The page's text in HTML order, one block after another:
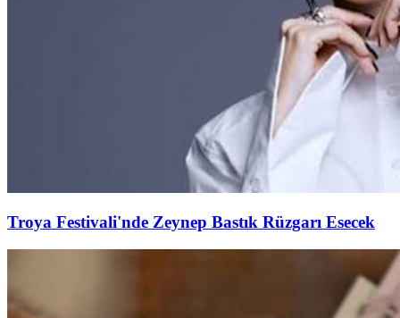
Troya Festivali'nde Zeynep Bastık Rüzgarı Esecek